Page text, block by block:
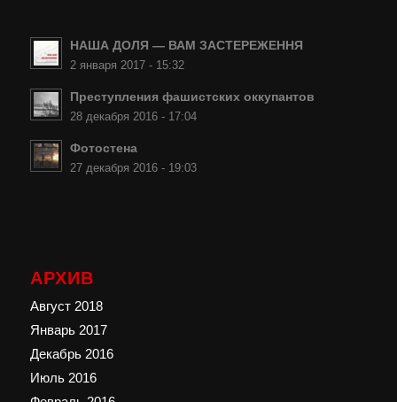
НАША ДОЛЯ — ВАМ ЗАСТЕРЕЖЕННЯ
2 января 2017 - 15:32
Преступления фашистских оккупантов
28 декабря 2016 - 17:04
Фотостена
27 декабря 2016 - 19:03
АРХИВ
Август 2018
Январь 2017
Декабрь 2016
Июль 2016